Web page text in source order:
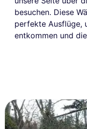
besuchen. Diese
perfekte Ausflüge,
entkommen und